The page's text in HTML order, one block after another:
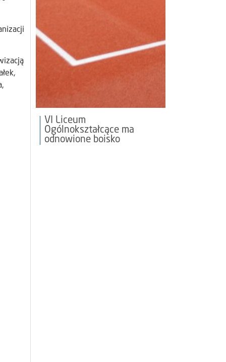
VI Liceum
Ogólnokształcące ma
odnowione boisko